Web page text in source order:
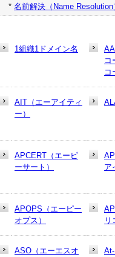
* 名前解決（Name Resolution
1組織1ドメイン名
コ
コ
AIT（エーアイティ
ー）
APCERT（エーピ
ーサート）
ア
APOPS（エーピー
オプス）
リ
ASO（エーエスオ